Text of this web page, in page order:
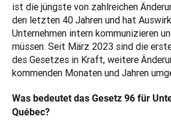
ist die jüngste von zahlreichen
den letzten 40 Jahren und hat
Unternehmen intern kommunizieren
müssen. Seit März 2023 sind die
des Gesetzes in Kraft, weitere
kommenden Monaten und Jahren
Was bedeutet das Gesetz 96 für
Québec?